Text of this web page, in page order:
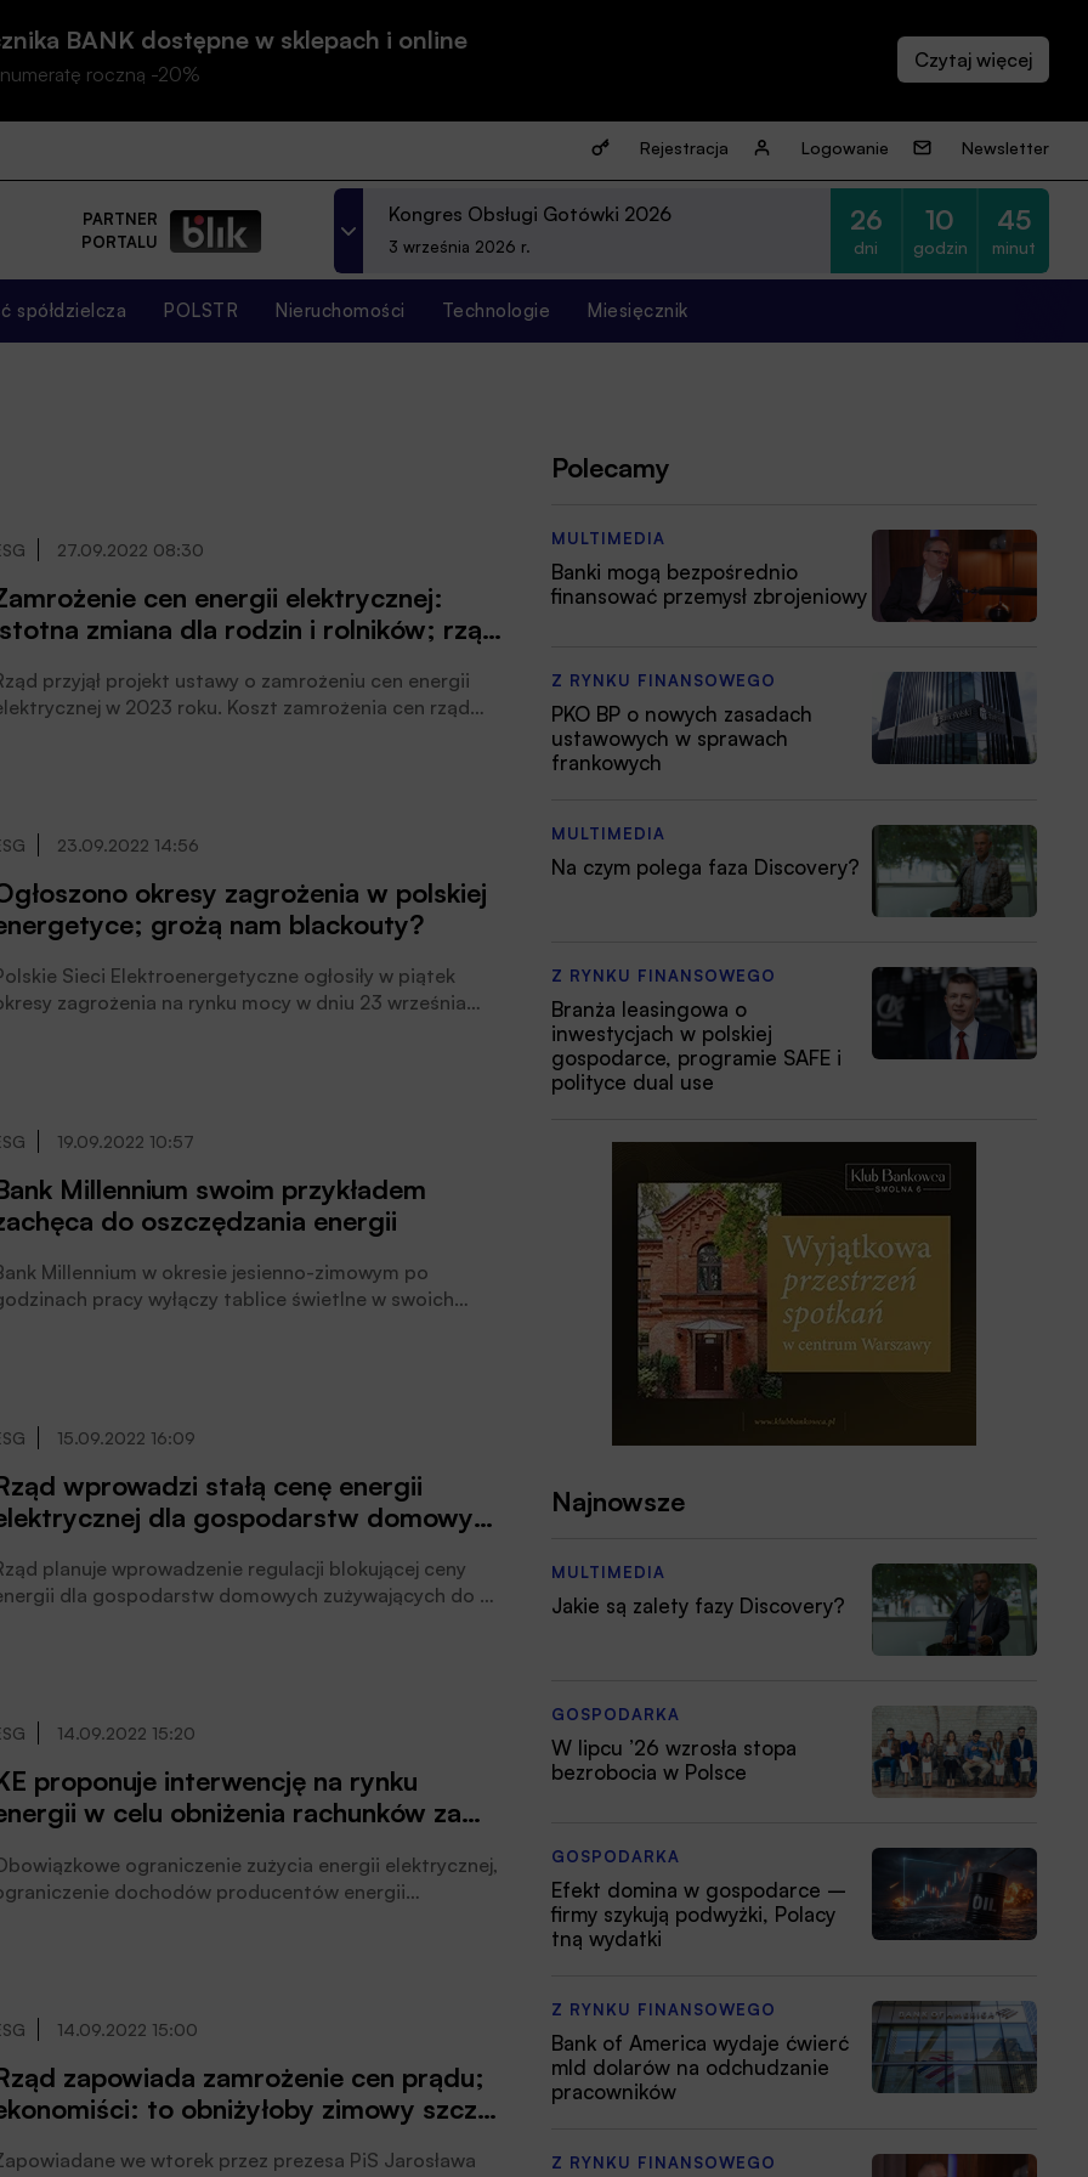
BANK dostępne w sklepach i online
roczną -20%
Rejestracja Logowanie Newsletter
PARTNER
PORTALU
Kongres Obsługi Gotówki 2026
3 września 2026 r.
26
dni
10
godzin
45
minut
spółdzielcza POLSTR Nieruchomości Technologie Miesięcznik
27.09.2022 08:30
cen energii elektrycznej:
zmiana dla rodzin i rolników; rząd
przyjął projekt ustawy o zamrożeniu cen energii
w 2023 roku. Koszt zamrożenia cen rząd
23.09.2022 14:56
okresy zagrożenia w polskiej
grożą nam blackouty?
Sieci Elektroenergetyczne ogłosiły w piątek
zagrożenia na rynku mocy w dniu 23 września
w odpowiedzi.
19.09.2022 10:57
Millennium swoim przykładem
do oszczędzania energii
Millennium w okresie jesienno-zimowym po
pracy wyłączy tablice świetlne w swoich
15.09.2022 16:09
wprowadzi stałą cenę energii
dla gospodarstw domowych
planuje wprowadzenie regulacji blokującej ceny
dla gospodarstw domowych zużywających do 2
14.09.2022 15:20
proponuje interwencję na rynku
w celu obniżenia rachunków za
ograniczenie zużycia energii elektrycznej,
dochodów producentów energii
cen energii.
14.09.2022 15:00
zapowiada zamrożenie cen prądu;
to obniżyłoby zimowy szczyt
we wtorek przez prezesa PiS Jarosława
Polecamy
MULTIMEDIA
Banki mogą bezpośrednio
finansować przemysł zbrojeniowy
Z RYNKU FINANSOWEGO
PKO BP o nowych zasadach
ustawowych w sprawach
frankowych
MULTIMEDIA
Na czym polega faza Discovery?
Z RYNKU FINANSOWEGO
Branża leasingowa o
inwestycjach w polskiej
gospodarce, programie SAFE i
polityce dual use
Najnowsze
MULTIMEDIA
Jakie są zalety fazy Discovery?
GOSPODARKA
W lipcu ’26 wzrosła stopa
bezrobocia w Polsce
GOSPODARKA
Efekt domina w gospodarce –
firmy szykują podwyżki, Polacy
tną wydatki
Z RYNKU FINANSOWEGO
Bank of America wydaje ćwierć
mld dolarów na odchudzanie
pracowników
Z RYNKU FINANSOWEGO